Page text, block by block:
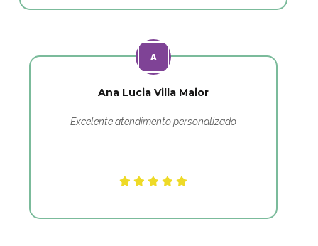
Ana Lucia Villa Maior
Excelente atendimento personalizado